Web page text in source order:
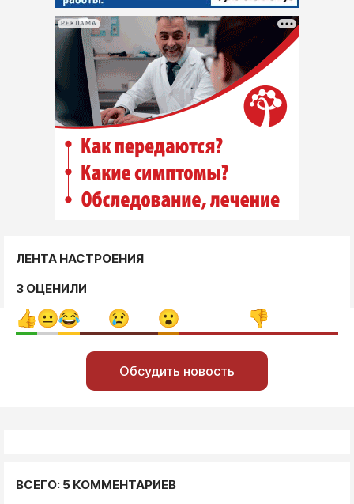
РЕКЛАМА
ЛЕНТА НАСТРОЕНИЯ
3 ОЦЕНИЛИ
Обсудить новость
ВСЕГО: 5 КОММЕНТАРИЕВ